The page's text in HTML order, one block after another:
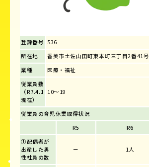
登録番号 536
所在地
香美市土佐山田町東本町三丁目2番41号
業種
医療・福祉
従業員数
（R7.4.1
現在）
10～19
従業員の育児休業取得状況
R5
R6
①配偶者が
出産した男
性社員の数
ー 1人